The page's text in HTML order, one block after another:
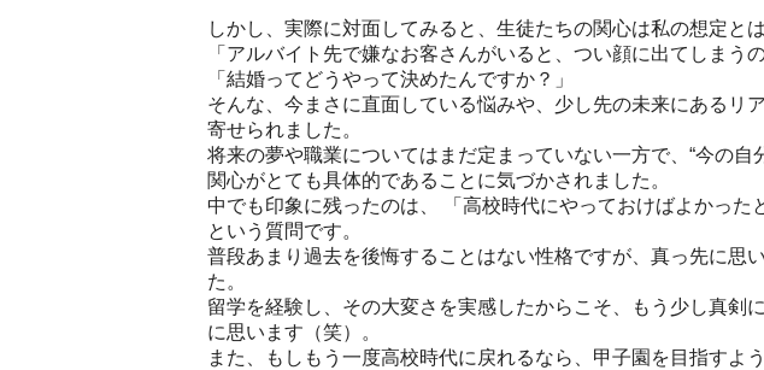
しかし、実際に対面してみると、生徒たちの関心は私の想定と
「アルバイト先で嫌なお客さんがいると、つい顔に出てしまう
「結婚ってどうやって決めたんですか？」
そんな、今まさに直面している悩みや、少し先の未来にあるリ
寄せられました。
将来の夢や職業についてはまだ定まっていない一方で、“今の自
関心がとても具体的であることに気づかされました。
中でも印象に残ったのは、 「高校時代にやっておけばよかった
という質問です。
普段あまり過去を後悔することはない性格ですが、真っ先に思
た。
留学を経験し、その大変さを実感したからこそ、もう少し真剣
に思います（笑）。
また、もしもう一度高校時代に戻れるなら、甲子園を目指すよ